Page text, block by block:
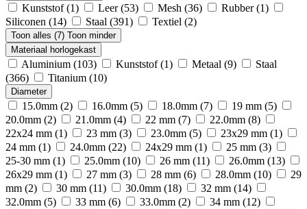
Kunststof(1) Leer(53) Mesh (36) Rubber(1)
Siliconen (14) Staal (391) Textiel (2)
Toon alles (7) Toon minder
Materiaal horlogekast
Aluminium (103) Kunststof(1) Metaal (9)
Staal
(366)
Titanium (10)
Diameter
15.0mm (2) 16.0mm (5) 18.0mm (7) 19 mm (5)
20.0mm (2) 21.0mm (4) 22 mm (7) 22.0mm (8)
22x24 mm (1) 23 mm (3) 23.0mm (5) 23x29 mm (1)
24 mm (1) 24.0mm (22) 24x29 mm (1) 25 mm (3)
25-30 mm (1) 25.0mm (10) 26 mm (11) 26.0mm (13)
26x29 mm (1) 27 mm (3) 28 mm (6) 28.0mm (10)
29
mm (2) 30 mm (11) 30.0mm (18) 32 mm (14)
32.0mm (5) 33 mm (6) 33.0mm (2) 34 mm (12)